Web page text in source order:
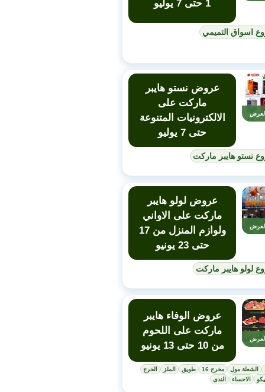
1 حتى 7 يوليو
اسواق التميمي
عروض نستو هايبر
ماركت على
الالكترونيات المتنوعة
حتى 7 يوليو
نستو هايبر ماركت
عروض لولو هايبر
ماركت على الاواني
ولوازم المنزل من 17
حتى 23 يونيو
لولو هايبر ماركت
عروض الوفاء هايبر
ماركت على اللحوم
من 10 حتى 13 يونيو
الشعلة مول مخرج 16 طويق الملز
الخرج
الاحساء الندى